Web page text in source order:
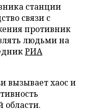
станции
связи с
противник
людьми на
РИА
вызывает хаос и
области.